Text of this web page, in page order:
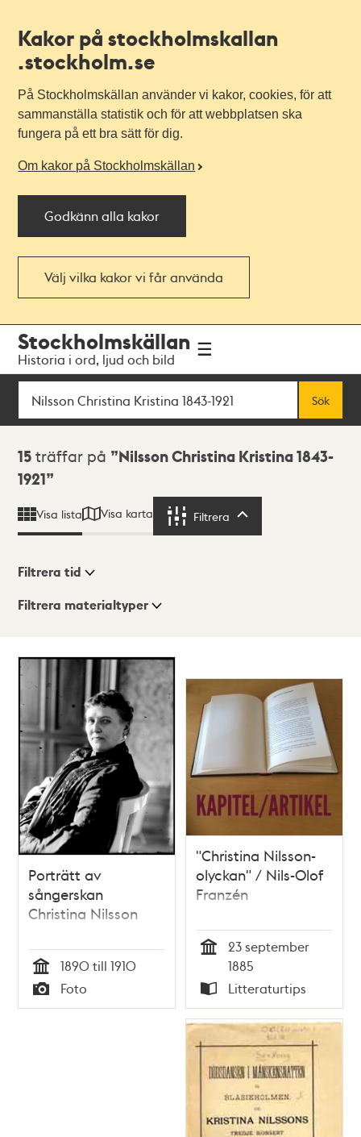
Kakor på stockholmskallan
.stockholm.se
På Stockholmskällan använder vi kakor, cookies, för att
sammanställa statistik och för att webbplatsen ska
fungera på ett bra sätt för dig.
Om kakor på Stockholmskällan
Godkänn alla kakor
Välj vilka kakor vi får använda
navigationen
huvudinnehållet
Stockholmskällan
Historia i ord, ljud och bild
Sök
Sök
Sökresultat
15 träffar på
Nilsson Christina Kristina 1843-
1921
Visa lista Visa karta Filtrera
Visningsläge
Filtrera tid
Filtrera materialtyper
träffar
Porträtt av
sångerskan
Christina Nilsson
Tid
1890 till 1910
Typ
Foto
"Christina Nilsson-
olyckan" / Nils-Olof
Franzén
23 september
1885
Typ
Litteraturtips